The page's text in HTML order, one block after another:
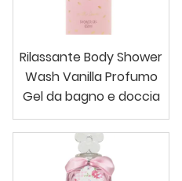
Rilassante Body Shower
Wash Vanilla Profumo
Gel da bagno e doccia